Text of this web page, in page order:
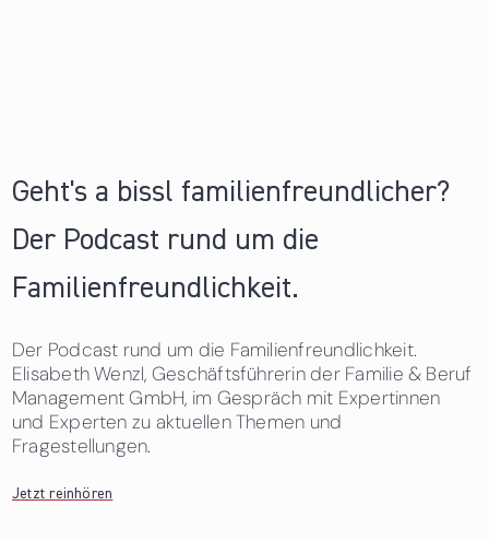
Geht's a bissl familienfreundlicher?
Der Podcast rund um die
Familienfreundlichkeit.
Der Podcast rund um die Familienfreundlichkeit.
Elisabeth Wenzl, Geschäftsführerin der Familie & Beruf
Management GmbH, im Gespräch mit Expertinnen
und Experten zu aktuellen Themen und
Fragestellungen.
Jetzt reinhören